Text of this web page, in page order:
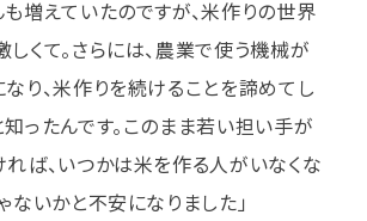
増えていたのですが、米作りの世界
くて。さらには、農業で使う機械が
り、米作りを続けることを諦めてし
ったんです。このまま若い担い手が
ば、いつかは米を作る人がいなくな
ないかと不安になりました」